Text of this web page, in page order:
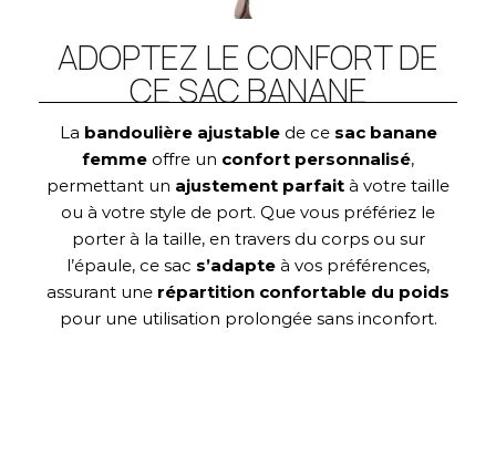
ADOPTEZ LE CONFORT DE
CE SAC BANANE
La bandoulière ajustablede ce sac banane
femme offre un confort personnalisé,
permettant un ajustement parfait à votre taille
ou à votre style de port. Que vous préfériez le
porter à la taille, en travers du corps ou sur
l’épaule, ce sac s’adapte à vos préférences,
assurant une répartition confortable du poids
pour une utilisation prolongée sans inconfort.